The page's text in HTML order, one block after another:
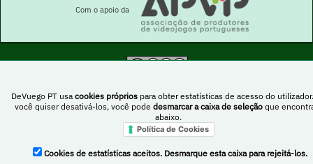
DeVuego PT usa cookies próprios para obter estatísticas de acesso do
você quiser desativá-los, você pode desmarcar a caixa de seleção que
abaixo.
Política de Cookies
Cookies de estatísticas aceitos. Desmarque esta caixa para rejeitá-los.
Com o apoio da
PartilhaIgual 4.0 Internacional
DeVuego Espanha
DeVuego LATAM